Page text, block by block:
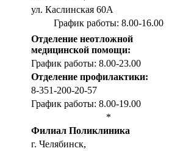
ул. Каслинская 60А
График работы: 8.00-16.00
Отделение неотложной
медицинской помощи:
График работы: 8.00-23.00
Отделение профилактики:
8-351-200-20-57
График работы: 8.00-19.00
*
Филиал Поликлиника
г. Челябинск,